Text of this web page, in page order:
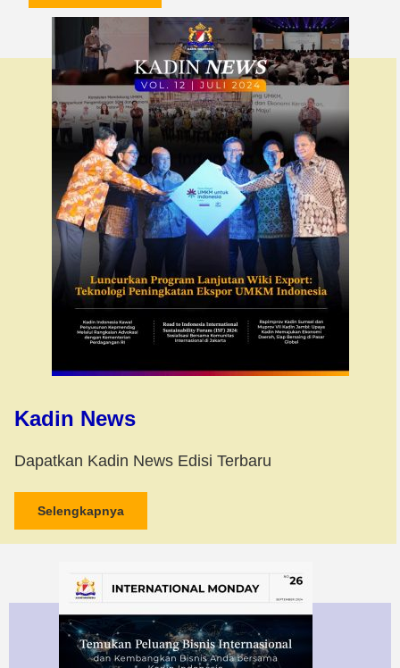
Kadin News
Dapatkan Kadin News Edisi Terbaru
Selengkapnya